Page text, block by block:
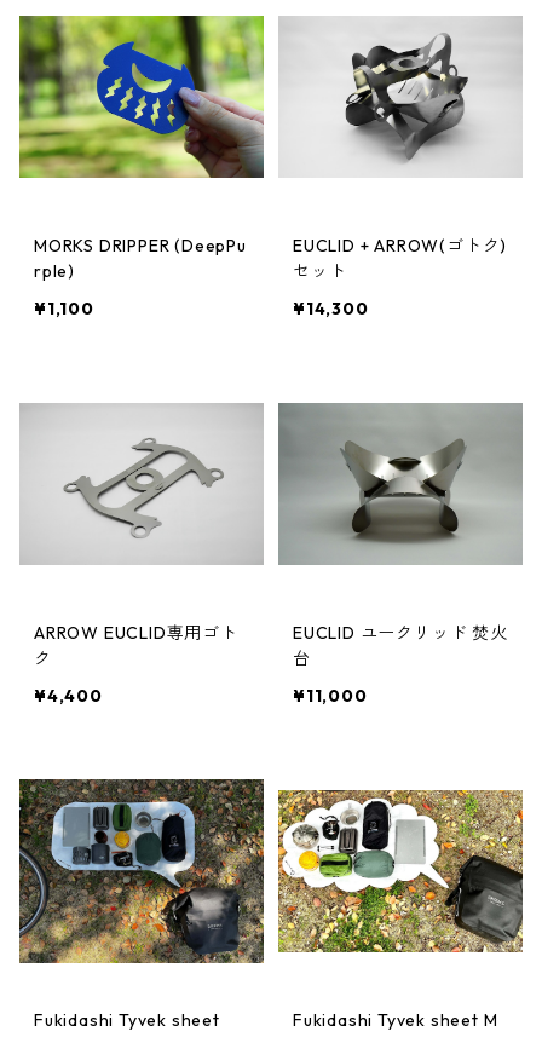
MORKS DRIPPER (DeepPu
rple)
¥1,100
EUCLID + ARROW(ゴトク)
セット
¥14,300
ARROW EUCLID専用ゴト
ク
¥4,400
EUCLID ユークリッド 焚火
台
¥11,000
Fukidashi Tyvek sheet
Fukidashi Tyvek sheet M